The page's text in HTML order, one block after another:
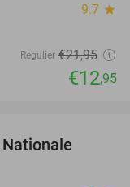
9.7 star
Regulier €21,95
€12,95